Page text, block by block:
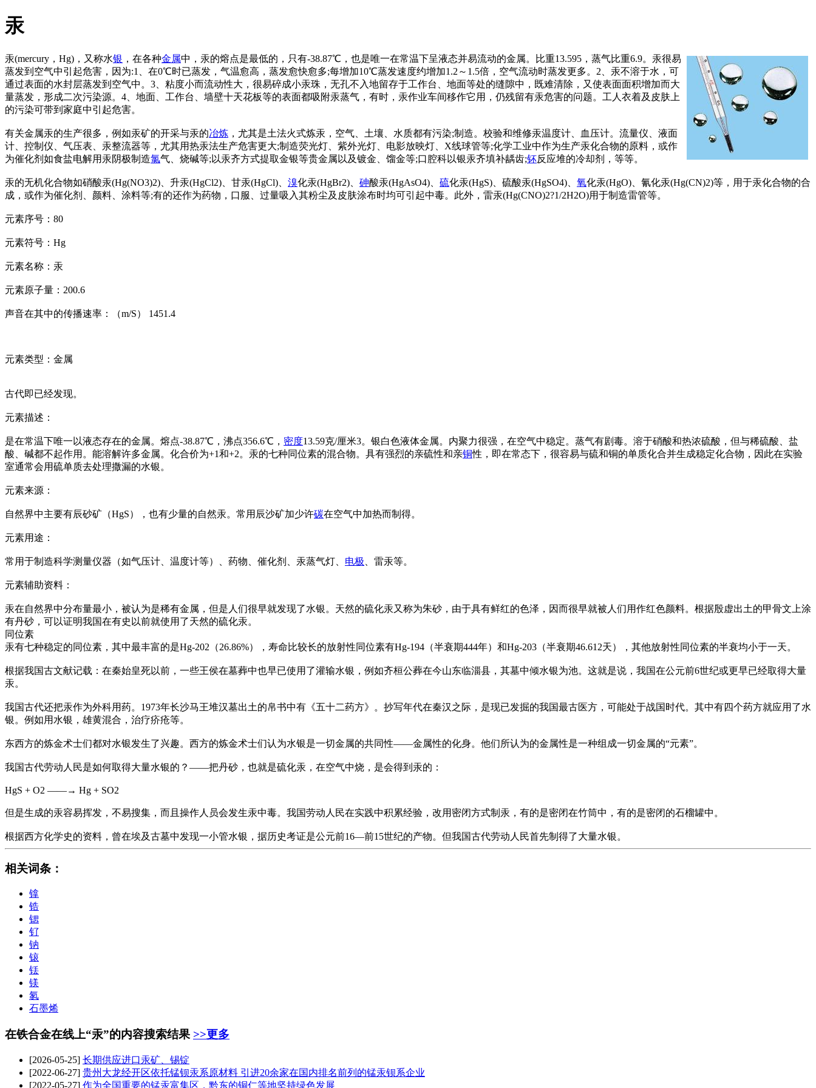
汞
汞(mercury，Hg)，又称水银 ，在各种金属中，汞的熔点是最低的，只有-38.87℃，也是唯一在常温下呈液态并易流动的金属。比重13.595，蒸气比重6.9。汞很易
蒸发到空气中引起危害，因为:1、在0℃时已蒸发，气温愈高，蒸发愈快愈多;每增加10℃蒸发速度约增加1.2～1.5倍，空气流动时蒸发更多。2、汞不溶于水，可
通过表面的水封层蒸发到空气中。3、粘度小而流动性大，很易碎成小汞珠，无孔不入地留存于工作台、地面等处的缝隙中，既难清除，又使表面面积增加而大
量蒸发，形成二次污染源。4、地面、工作台、墙壁十天花板等的表面都吸附汞蒸气，有时，汞作业车间移作它用，仍残留有汞危害的问题。工人衣着及皮肤上
的污染可带到家庭中引起危害。
有关金属汞的生产很多，例如汞矿的开采与汞的冶炼 ，尤其是土法火式炼汞，空气、土壤、水质都有污染;制造。校验和维修汞温度计、血压计。流量仪、液面
计、控制仪、气压表、汞整流器等，尤其用热汞法生产危害更大;制造荧光灯、紫外光灯、电影放映灯、X线球管等;化学工业中作为生产汞化合物的原料，或作
为催化剂如食盐电解用汞阴极制造氯气、烧碱等;以汞齐方式提取金银等贵金属以及镀金、馏金等;口腔科以银汞齐填补龋齿;钚反应堆的冷却剂，等等。
汞的无机化合物如硝酸汞(Hg(NO3)2)、升汞(HgCl2)、甘汞(HgCl)、 溴化汞(HgBr2)、 砷酸汞(HgAsO4)、 硫化汞(HgS)、硫酸汞(HgSO4)、 氧化汞(HgO)、氰化汞(Hg(CN)2)等，用于汞化合物的合
成，或作为催化剂、颜料、涂料等;有的还作为药物，口服、过量吸入其粉尘及皮肤涂布时均可引起中毒。此外，雷汞(Hg(CNO)2?1/2H2O)用于制造雷管等。
元素序号：80
元素符号：Hg
元素名称：汞
元素原子量：200.6
声音在其中的传播速率：（m/S） 1451.4
元素类型：金属
古代即已经发现。
元素描述：
是在常温下唯一以液态存在的金属。熔点-38.87℃，沸点356.6℃， 密度13.59克/厘米3。银白色液体金属。内聚力很强，在空气中稳定。蒸气有剧毒。溶于硝酸和热浓硫酸，但与稀硫酸、盐
酸、碱都不起作用。能溶解许多金属。化合价为+1和+2。汞的七种同位素的混合物。具有强烈的亲硫性和亲铜性，即在常态下，很容易与硫和铜的单质化合并生成稳定化合物，因此在实验
室通常会用硫单质去处理撒漏的水银。
元素来源：
自然界中主要有辰砂矿（HgS），也有少量的自然汞。常用辰沙矿加少许碳在空气中加热而制得。
元素用途：
常用于制造科学测量仪器（如气压计、温度计等）、药物、催化剂、汞蒸气灯、 电极 、雷汞等。
元素辅助资料：
汞在自然界中分布量最小，被认为是稀有金属，但是人们很早就发现了水银。天然的硫化汞又称为朱砂，由于具有鲜红的色泽，因而很早就被人们用作红色颜料。根据殷虚出土的甲骨文上涂
有丹砂，可以证明我国在有史以前就使用了天然的硫化汞。
同位素
汞有七种稳定的同位素，其中最丰富的是Hg-202（26.86%），寿命比较长的放射性同位素有Hg-194（半衰期444年）和Hg-203（半衰期46.612天），其他放射性同位素的半衰均小于一天。
根据我国古文献记载：在秦始皇死以前，一些王侯在墓葬中也早已使用了灌输水银，例如齐桓公葬在今山东临淄县，其墓中倾水银为池。这就是说，我国在公元前6世纪或更早已经取得大量
汞。
我国古代还把汞作为外科用药。1973年长沙马王堆汉墓出土的帛书中有《五十二药方》。抄写年代在秦汉之际，是现已发掘的我国最古医方，可能处于战国时代。其中有四个药方就应用了水
银。例如用水银，雄黄混合，治疗疥疮等。
东西方的炼金术士们都对水银发生了兴趣。西方的炼金术士们认为水银是一切金属的共同性——金属性的化身。他们所认为的金属性是一种组成一切金属的“元素”。
我国古代劳动人民是如何取得大量水银的？——把丹砂，也就是硫化汞，在空气中烧，是会得到汞的：
HgS + O2 ——→ Hg + SO2
但是生成的汞容易挥发，不易搜集，而且操作人员会发生汞中毒。我国劳动人民在实践中积累经验，改用密闭方式制汞，有的是密闭在竹筒中，有的是密闭的石榴罐中。
根据西方化学史的资料，曾在埃及古墓中发现一小管水银，据历史考证是公元前16—前15世纪的产物。但我国古代劳动人民首先制得了大量水银。
相关词条 ：
镎
锆
锶
钌
钠
锿
铥
镁
氡
石墨烯
在铁合金在线上“汞”的内容搜索结果 >>更多
[2026-05-25] 长期供应进口汞矿、锡锭
[2022-06-27] 贵州大龙经开区依托锰钡汞系原材料 引进20余家在国内排名前列的锰汞钡系企业
[2022-05-27] 作为全国重要的锰汞富集区，黔东的铜仁等地坚持绿色发展